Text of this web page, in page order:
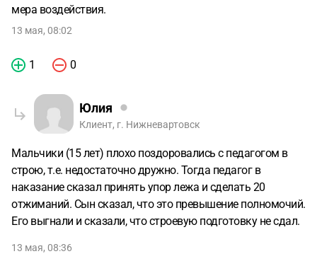
мера воздействия.
13 мая, 08:02
1 0
Юлия
Клиент, г. Нижневартовск
Мальчики (15 лет) плохо поздоровались с педагогом в
строю, т.е. недостаточно дружно. Тогда педагог в
наказание сказал принять упор лежа и сделать 20
отжиманий. Сын сказал, что это превышение полномочий.
Его выгнали и сказали, что строевую подготовку не сдал.
13 мая, 08:36